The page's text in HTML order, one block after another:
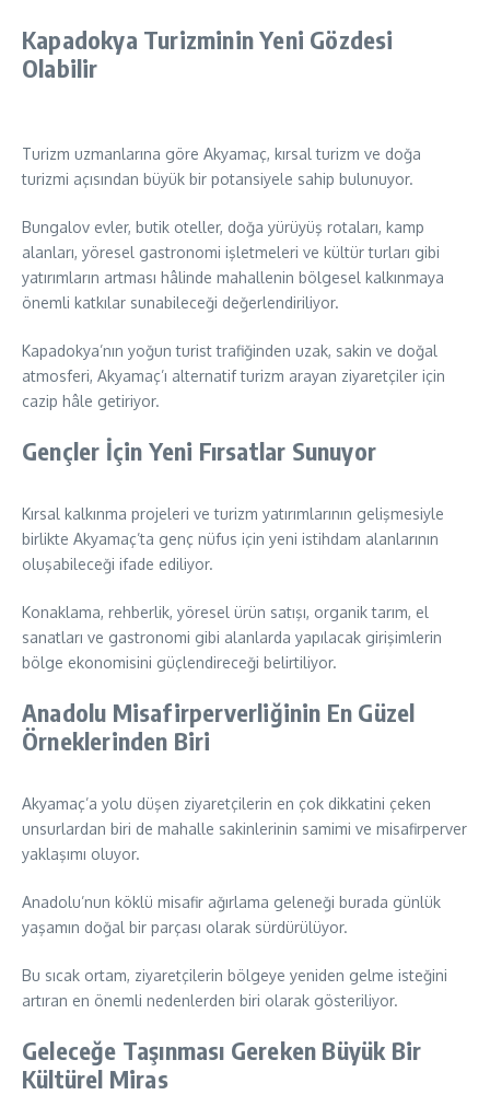
Kapadokya Turizminin Yeni Gözdesi
Olabilir
Turizm uzmanlarına göre Akyamaç, kırsal turizm ve doğa
turizmi açısından büyük bir potansiyele sahip bulunuyor.
Bungalov evler, butik oteller, doğa yürüyüş rotaları, kamp
alanları, yöresel gastronomi işletmeleri ve kültür turları gibi
yatırımların artması hâlinde mahallenin bölgesel kalkınmaya
önemli katkılar sunabileceği değerlendiriliyor.
Kapadokya’nın yoğun turist trafiğinden uzak, sakin ve doğal
atmosferi, Akyamaç’ı alternatif turizm arayan ziyaretçiler için
cazip hâle getiriyor.
Gençler İçin Yeni Fırsatlar Sunuyor
Kırsal kalkınma projeleri ve turizm yatırımlarının gelişmesiyle
birlikte Akyamaç’ta genç nüfus için yeni istihdam alanlarının
oluşabileceği ifade ediliyor.
Konaklama, rehberlik, yöresel ürün satışı, organik tarım, el
sanatları ve gastronomi gibi alanlarda yapılacak girişimlerin
bölge ekonomisini güçlendireceği belirtiliyor.
Anadolu Misafirperverliğinin En Güzel
Örneklerinden Biri
Akyamaç’a yolu düşen ziyaretçilerin en çok dikkatini çeken
unsurlardan biri de mahalle sakinlerinin samimi ve misafirperver
yaklaşımı oluyor.
Anadolu’nun köklü misafir ağırlama geleneği burada günlük
yaşamın doğal bir parçası olarak sürdürülüyor.
Bu sıcak ortam, ziyaretçilerin bölgeye yeniden gelme isteğini
artıran en önemli nedenlerden biri olarak gösteriliyor.
Geleceğe Taşınması Gereken Büyük Bir
Kültürel Miras